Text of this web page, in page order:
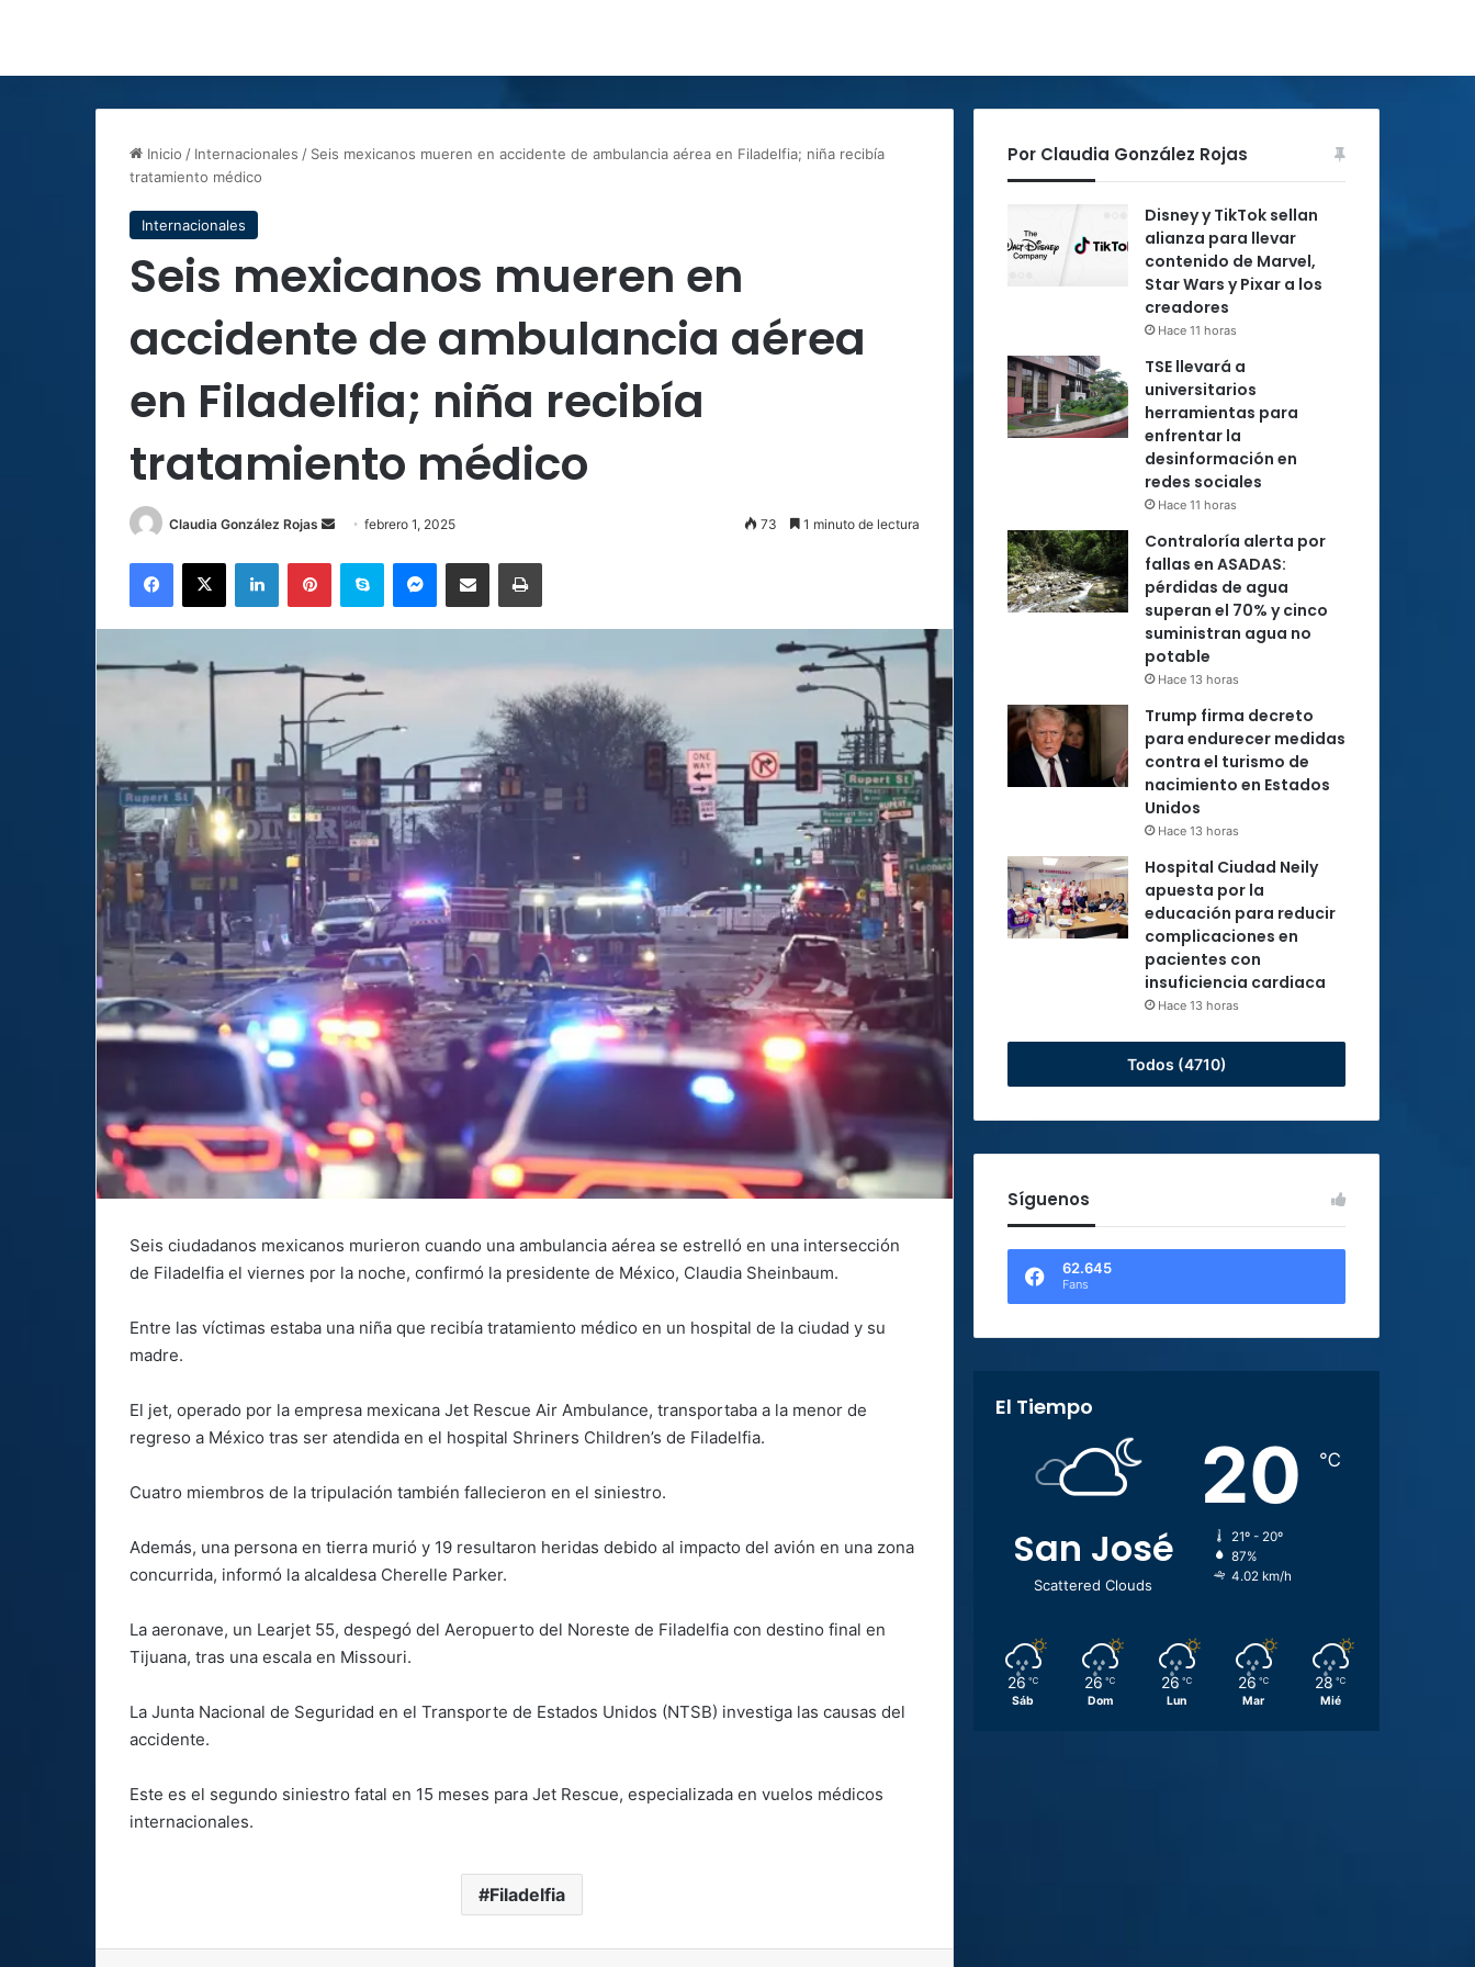
Inicio / Internacionales / Seis mexicanos mueren en accidente de ambulancia aérea en Filadelfia; niña recibía
tratamiento médico
Internacionales
Seis mexicanos mueren en
accidente de ambulancia aérea
en Filadelfia; niña recibía
tratamiento médico
Claudia González Rojas
Send
email
febrero 1, 2025 73 1 minuto de lectura
Facebook
X LinkedInPinterestSkype MessengerCompartir por correo electrónicoImprimir
Seis ciudadanos mexicanos murieron cuando una ambulancia aérea se estrelló en una intersección
de Filadelfia el viernes por la noche, confirmó la presidente de México, Claudia Sheinbaum.
Entre las víctimas estaba una niña que recibía tratamiento médico en un hospital de la ciudad y su
madre.
El jet, operado por la empresa mexicana Jet Rescue Air Ambulance, transportaba a la menor de
regreso a México tras ser atendida en el hospital Shriners Children’s de Filadelfia.
Cuatro miembros de la tripulación también fallecieron en el siniestro.
Además, una persona en tierra murió y 19 resultaron heridas debido al impacto del avión en una zona
concurrida, informó la alcaldesa Cherelle Parker.
La aeronave, un Learjet 55, despegó del Aeropuerto del Noreste de Filadelfia con destino final en
Tijuana, tras una escala en Missouri.
La Junta Nacional de Seguridad en el Transporte de Estados Unidos (NTSB) investiga las causas del
accidente.
Este es el segundo siniestro fatal en 15 meses para Jet Rescue, especializada en vuelos médicos
internacionales.
Filadelfia
Por Claudia González Rojas
Disney y TikTok sellan
alianza para llevar
contenido de Marvel,
Star Wars y Pixar a los
creadores
Hace 11 horas
TSE llevará a
universitarios
herramientas para
enfrentar la
desinformación en
redes sociales
Hace 11 horas
Contraloría alerta por
fallas en ASADAS:
pérdidas de agua
superan el 70% y cinco
suministran agua no
potable
Hace 13 horas
Trump firma decreto
para endurecer medidas
contra el turismo de
nacimiento en Estados
Unidos
Hace 13 horas
Hospital Ciudad Neily
apuesta por la
educación para reducir
complicaciones en
pacientes con
insuficiencia cardiaca
Hace 13 horas
Todos (4710)
Síguenos
62.645
Fans
El Tiempo
San José
Scattered Clouds
20 ℃
21º - 20º
87%
4.02 km/h
26 ℃
Sáb
26 ℃
Dom
26 ℃
Lun
26 ℃
Mar
28 ℃
Mié